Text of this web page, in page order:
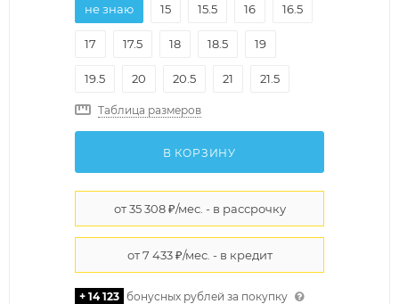
не знаю
15 15.5 16 16.5
17 17.5 18 18.5 19
19.5 20 20.5 21 21.5
Таблица размеров
В КОРЗИНУ
+ 14 123 бонусных рублей за покупку